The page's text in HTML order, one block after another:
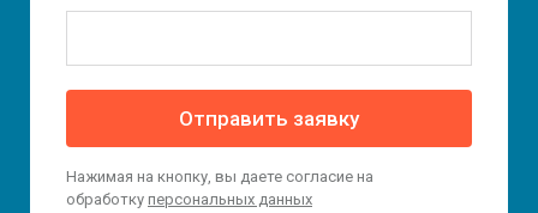
Отправить заявку
Нажимая на кнопку, вы даете согласие на
обработку персональных данных